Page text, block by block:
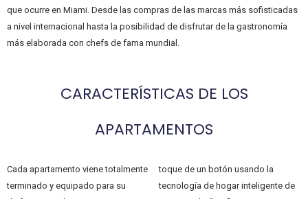
que ocurre en Miami. Desde las compras de las marcas más sofisticadas
a nivel internacional hasta la posibilidad de disfrutar de la gastronomía
más elaborada con chefs de fama mundial.
CARACTERÍSTICAS DE LOS
APARTAMENTOS
Cada apartamento viene totalmente
terminado y equipado para su
toque de un botón usando la
tecnología de hogar inteligente de